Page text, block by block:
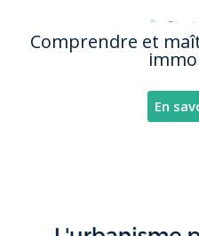
Comprendre et
En